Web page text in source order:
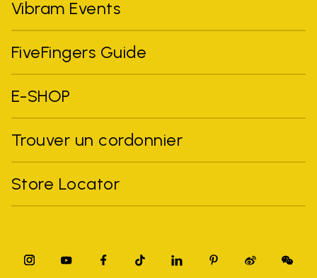
Vibram Events
FiveFingers Guide
E-SHOP
Trouver un cordonnier
Store Locator